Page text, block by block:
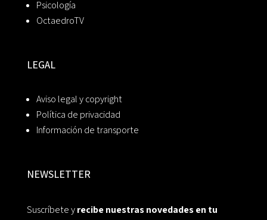
Psicología
OctaedroTV
LEGAL
Aviso legal y copyright
Política de privacidad
Información de transporte
NEWSLETTER
Suscríbete yrecibe nuestras novedades en tu